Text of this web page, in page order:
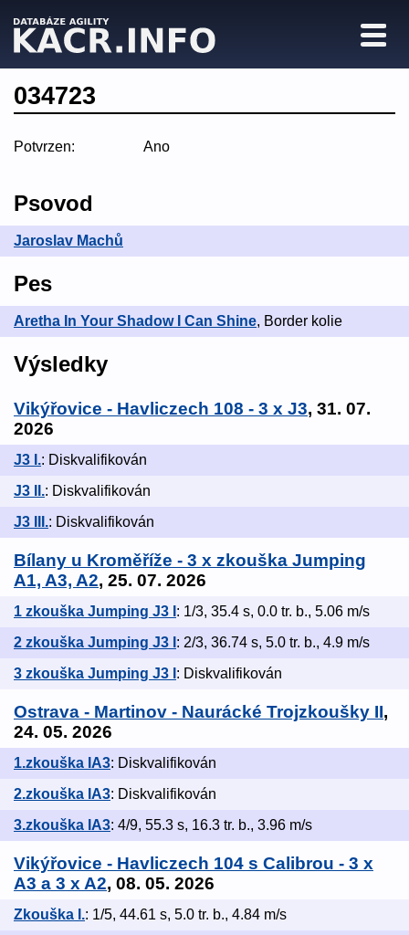
034723
Potvrzen: Ano
Psovod
Jaroslav Machů
Pes
Aretha In Your Shadow I Can Shine, Border kolie
Výsledky
Vikýřovice - Havliczech 108 - 3 x J3, 31. 07.
2026
J3 I.: Diskvalifikován
J3 II.: Diskvalifikován
J3 III.: Diskvalifikován
Bílany u Kroměříže - 3 x zkouška Jumping
A1, A3, A2, 25. 07. 2026
1 zkouška Jumping J3 I : 1/3, 35.4 s, 0.0 tr. b., 5.06 m/s
2 zkouška Jumping J3 I : 2/3, 36.74 s, 5.0 tr. b., 4.9 m/s
3 zkouška Jumping J3 I : Diskvalifikován
Ostrava - Martinov - Naurácké Trojzkoušky II,
24. 05. 2026
1.zkouška IA3: Diskvalifikován
2.zkouška IA3: Diskvalifikován
3.zkouška IA3: 4/9, 55.3 s, 16.3 tr. b., 3.96 m/s
Vikýřovice - Havliczech 104 s Calibrou - 3 x
A3 a 3 x A2, 08. 05. 2026
Zkouška I.: 1/5, 44.61 s, 5.0 tr. b., 4.84 m/s